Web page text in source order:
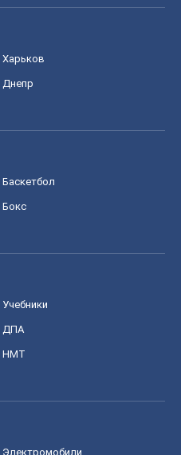
Харьков
Днепр
Баскетбол
Бокс
Учебники
ДПА
НМТ
Электромобили